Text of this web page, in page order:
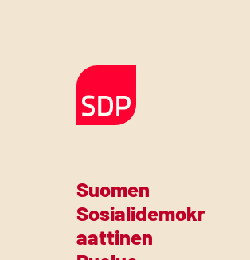
Etusivulle
Suomen
Sosialidemokr
aattinen